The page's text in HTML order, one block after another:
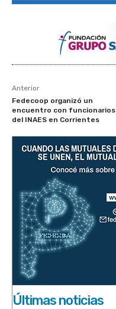
Anterior
Fedecoop organizó un
encuentro con funcionarios
del INAES en Corrientes
Últimas noticias